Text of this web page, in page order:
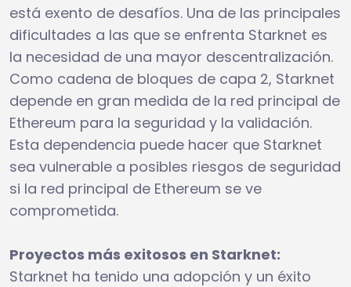
está exento de desafíos. Una de las principales
dificultades a las que se enfrenta Starknet es
la necesidad de una mayor descentralización.
Como cadena de bloques de capa 2, Starknet
depende en gran medida de la red principal de
Ethereum para la seguridad y la validación.
Esta dependencia puede hacer que Starknet
sea vulnerable a posibles riesgos de seguridad
si la red principal de Ethereum se ve
comprometida.
Proyectos más exitosos en Starknet:
Starknet ha tenido una adopción y un éxito